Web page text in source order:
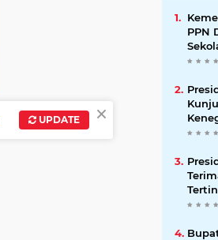
PPN
Beli
×
UPDATE